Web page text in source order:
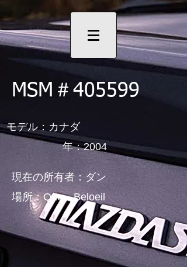
MSM＃405599
モデル：カナダ
年：2004
現在の所有者：ダン
場所：Que、Beloeil